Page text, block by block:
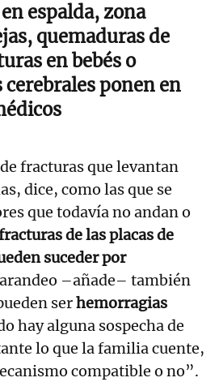
espalda, zona
quemaduras de
en bebés o
ponen en
fracturas que levantan
dice, como las que se
que todavía no andan o
de las placas de
suceder por
–añade– también
serhemorragias
hay alguna sospecha de
lo que la familia cuente,
compatible o no”.